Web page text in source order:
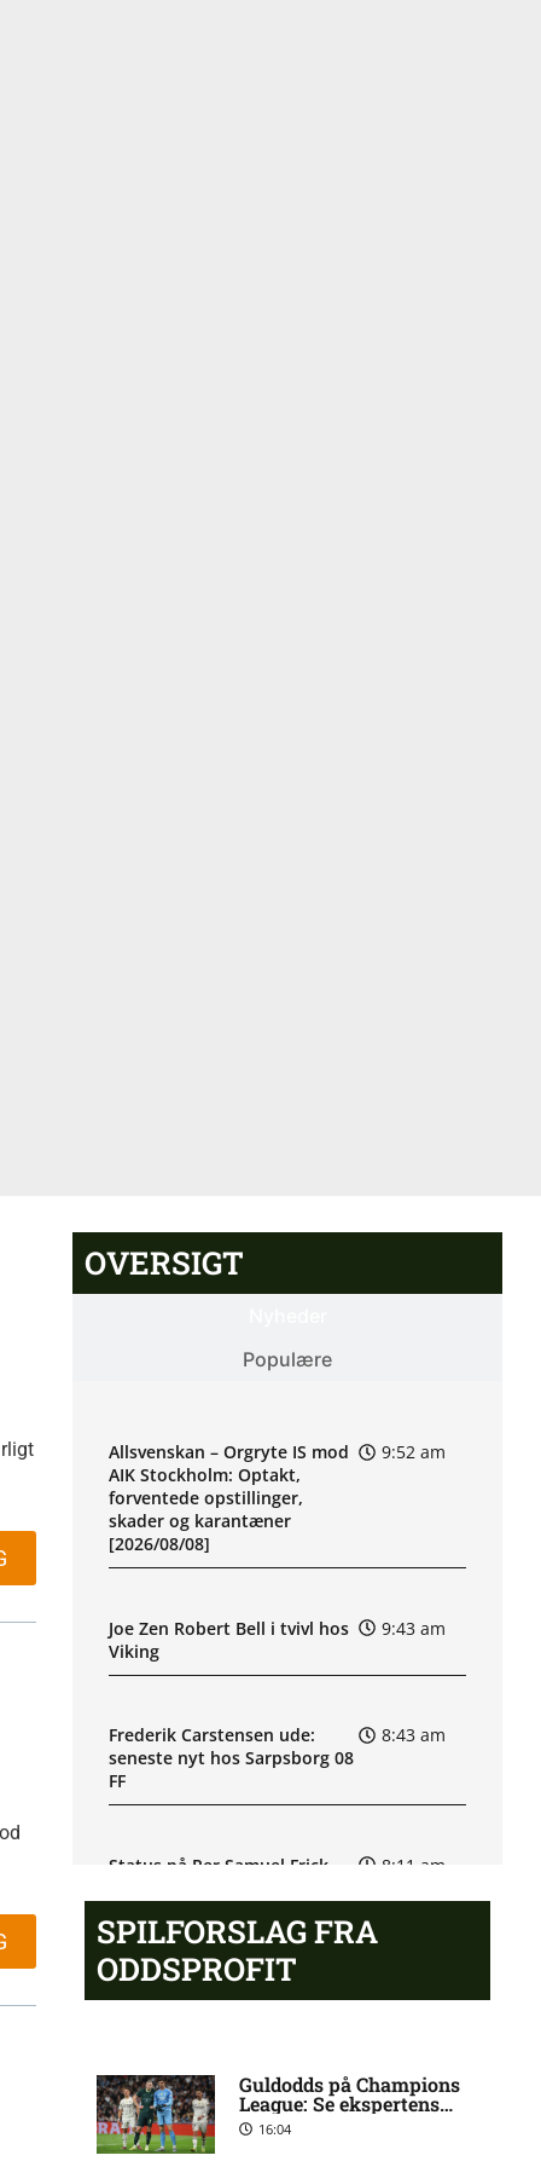
OVERSIGT
Populære
Allsvenskan – Orgryte IS mod
AIK Stockholm: Optakt,
forventede opstillinger,
skader og karantæner
[2026/08/08]
9:52 am
Joe Zen Robert Bell i tvivl hos
Viking
9:43 am
Frederik Carstensen ude:
seneste nyt hos Sarpsborg 08
FF
8:43 am
Status på Per Samuel Frick
8:11 am
Superligaen – Silkeborg IF
mod OB: Optakt, forventede
Magnus Smelhus Sjøeng
usikker til Vålerengas kamp
SPILFORSLAG FRA
ODDSPROFIT
Guldodds på Champions
League: Se ekspertens
spilforslag her
16:04